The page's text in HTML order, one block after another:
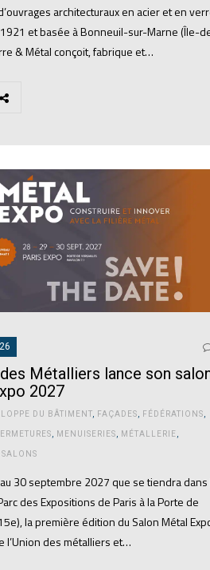
architecturaux en acier et en
et basée à Bonneuil-sur-Marne (Île-
& Métal conçoit, fabrique et…
des Métalliers lance son
2027
DU BÂTIMENT FAÇADES FÉDÉRATIONS
MENUISERIES MÉTALLERIE
SALONS
au 30 septembre 2027 que se tiendra dans
des Expositions de Paris à la Porte de
la première édition du Salon Métal
l’Union des métalliers et…